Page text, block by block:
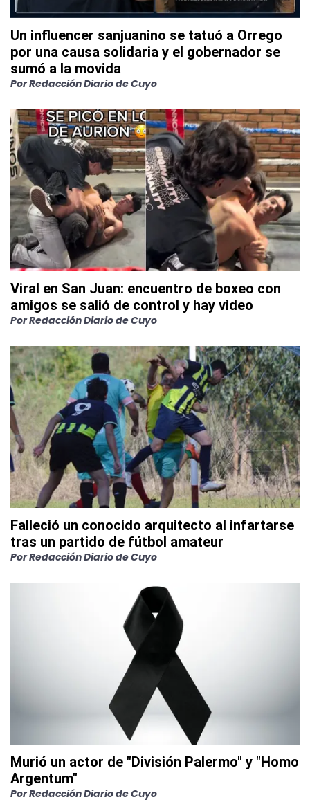
Un influencer sanjuanino se tatuó a Orrego
por una causa solidaria y el gobernador se
sumó a la movida
PorRedacción Diario de Cuyo
Viral en San Juan: encuentro de boxeo con
amigos se salió de control y hay video
PorRedacción Diario de Cuyo
Falleció un conocido arquitecto al infartarse
tras un partido de fútbol amateur
PorRedacción Diario de Cuyo
Murió un actor de "División Palermo" y "Homo
Argentum"
PorRedacción Diario de Cuyo